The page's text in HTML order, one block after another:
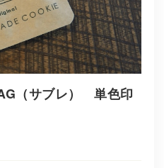
（サブレ） 単色印